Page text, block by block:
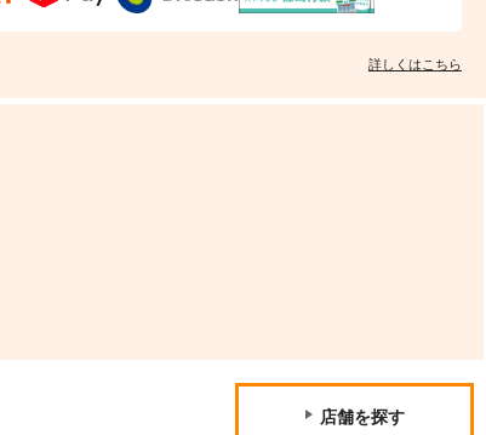
詳しくはこちら
店舗を探す